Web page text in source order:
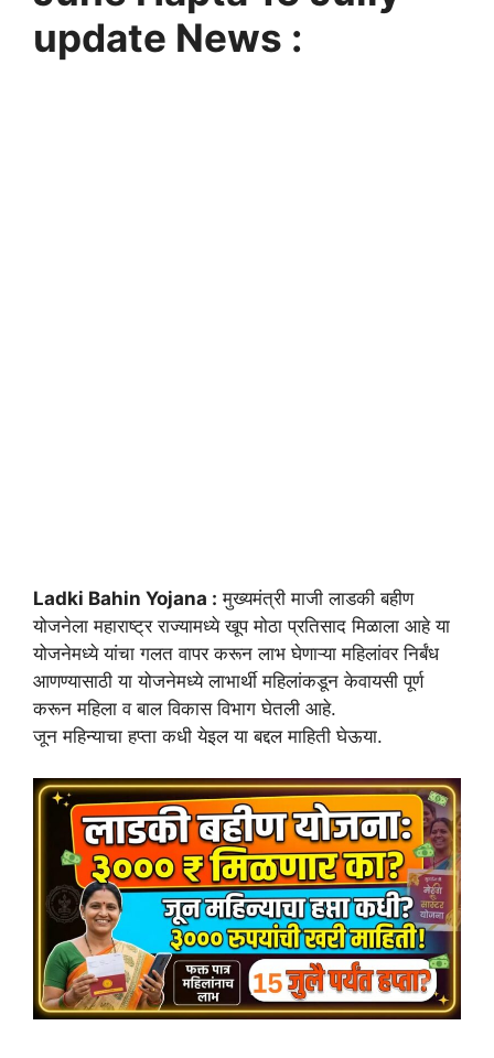
update News :
Ladki Bahin Yojana : मुख्यमंत्री माजी लाडकी बहीण
योजनेला महाराष्ट्र राज्यामध्ये खूप मोठा प्रतिसाद मिळाला आहे या
योजनेमध्ये यांचा गलत वापर करून लाभ घेणाऱ्या महिलांवर निर्बंध
आणण्यासाठी या योजनेमध्ये लाभार्थी महिलांकडून केवायसी पूर्ण
करून महिला व बाल विकास विभाग घेतली आहे.
जून महिन्याचा हप्ता कधी येइल या बद्दल माहिती घेऊया.